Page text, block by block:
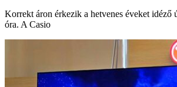
Korrekt áron érkezik a hetvenes éveket idéző
óra. A Casio